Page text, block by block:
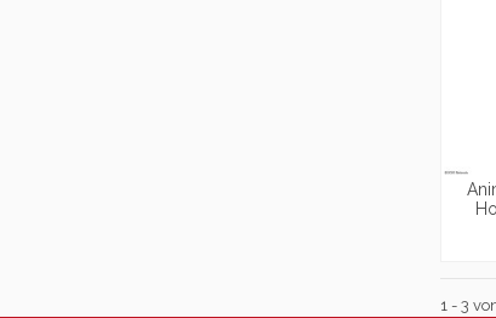
1 - 3